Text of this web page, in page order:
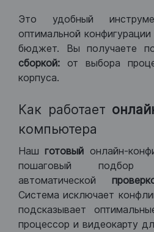
Это удобный
оптимальной
бюджет. Вы получаете
сборкой: от выбора
корпуса.
Как работает
компьютера
Нашготовый онлайн-
пошаговый подбор
автоматической
Система исключает
подсказывает
процессор и видеокарту